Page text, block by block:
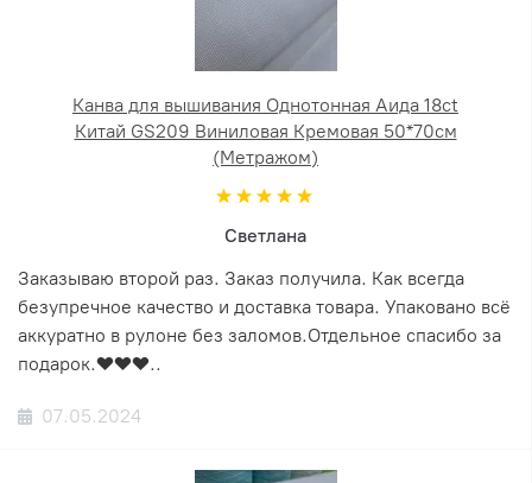
Канва для вышивания Однотонная Аида 18ct
Китай GS209 Виниловая Кремовая 50*70см
(Метражом)
Светлана
Заказываю второй раз. Заказ получила. Как всегда
безупречное качество и доставка товара. Упаковано всё
аккуратно в рулоне без заломов.Отдельное спасибо за
подарок.❤️❤️❤️..
07.05.2024